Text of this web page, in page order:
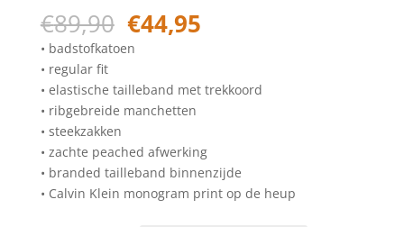
€89,90 Oorspronkelijke
prijs
was:
€89,90.
€44,95Huidige
€44,95.
• badstofkatoen
• regular fit
• elastische tailleband met trekkoord
• ribgebreide manchetten
• steekzakken
• zachte peached afwerking
• branded tailleband binnenzijde
• Calvin Klein monogram print op de heup